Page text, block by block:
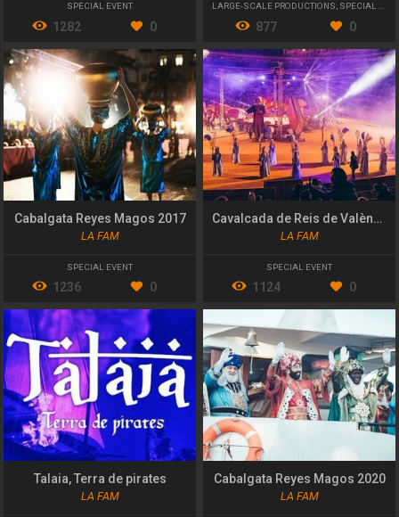
SPECIAL EVENT
1282 0
LARGE-SCALE PRODUCTIONS, SPECIAL EVENT
877 0
Cabalgata Reyes Magos 2017
LA FAM
SPECIAL EVENT
1236 0
Cavalcada de Reis de València 2022
LA FAM
SPECIAL EVENT
1124 0
Talaia, Terra de pirates
LA FAM
Cabalgata Reyes Magos 2020
LA FAM